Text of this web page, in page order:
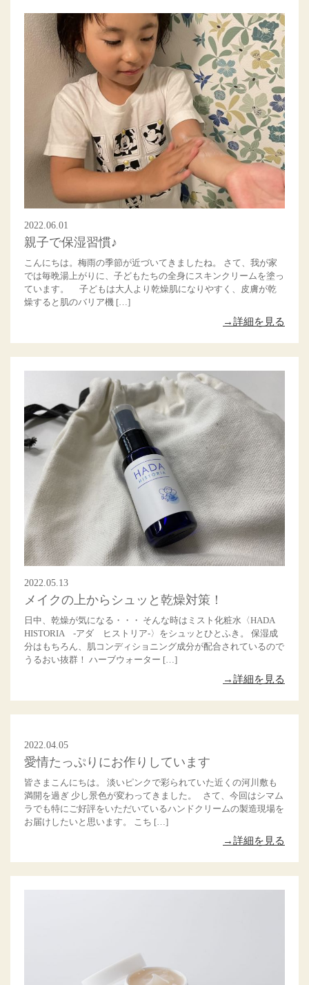
2022.06.01
親子で保湿習慣♪
こんにちは。梅雨の季節が近づいてきましたね。 さて、我が家
では毎晩湯上がりに、子どもたちの全身にスキンクリームを塗っ
ています。 子どもは大人より乾燥肌になりやすく、皮膚が乾
燥すると肌のバリア機 […]
→詳細を見る
2022.05.13
メイクの上からシュッと乾燥対策！
日中、乾燥が気になる・・・ そんな時はミスト化粧水〈HADA
HISTORIA -アダ ヒストリア-〉をシュッとひとふき。 保湿成
分はもちろん、肌コンディショニング成分が配合されているので
うるおい抜群！ ハーブウォーター […]
→詳細を見る
2022.04.05
愛情たっぷりにお作りしています
皆さまこんにちは。 淡いピンクで彩られていた近くの河川敷も
満開を過ぎ 少し景色が変わってきました。 さて、今回はシマム
ラでも特にご好評をいただいているハンドクリームの製造現場を
お届けしたいと思います。 こち […]
→詳細を見る